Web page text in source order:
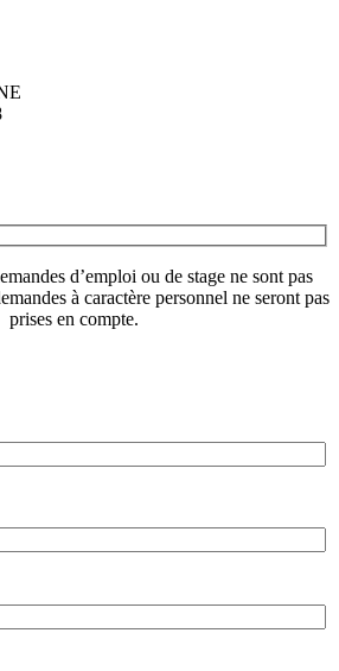
d’emploi ou de stage ne sont pas
à caractère personnel ne seront pas
prises en compte.